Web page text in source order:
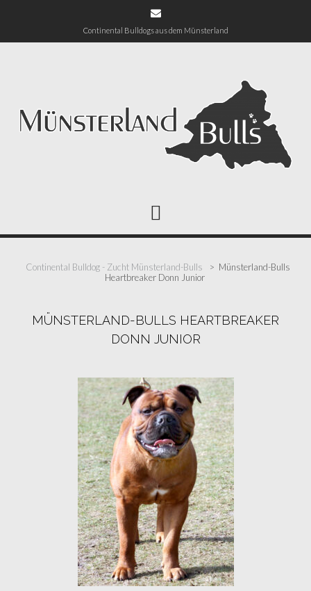
Continental Bulldogs aus dem Münsterland
Continental Bulldog - Zucht Münsterland-Bulls > Münsterland-Bulls
Heartbreaker Donn Junior
MÜNSTERLAND-BULLS HEARTBREAKER
DONN JUNIOR